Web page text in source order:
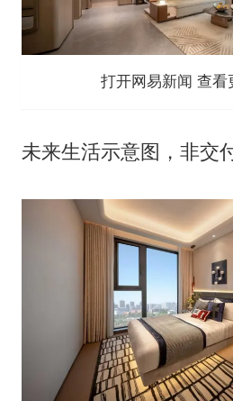
打开网易新闻 查看
未来生活示意图，非交